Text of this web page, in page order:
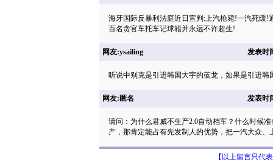
海牙国际反暴利法庭近日宣判:上汽枪毙!一汽死缓!
百名贪官车托车记球籍并永远不许超生!
网友:ysailing 发表时
听说中别克是引进韩国大宇的蓝龙，如果是引进韩
网友:匿名 发表时
请问：为什么君威不生产2.0自动档车？什么时候
产，那肯定能占有先发制人的优势，把一汽大众
【以上留言只代